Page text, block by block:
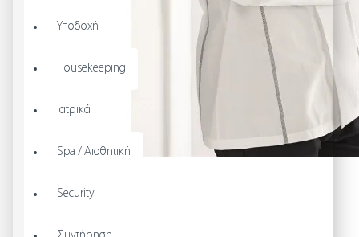
Υποδοχή
Housekeeping
Ιατρικά
Spa / Αισθητική
Security